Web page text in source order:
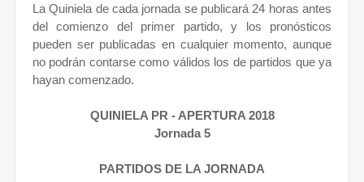
La Quiniela de cada jornada se publicará 24 horas antes
del comienzo del primer partido, y los pronósticos
pueden ser publicadas en cualquier momento, aunque
no podrán contarse como válidos los de partidos que ya
hayan comenzado.
QUINIELA PR - APERTURA 2018
Jornada 5
PARTIDOS DE LA JORNADA